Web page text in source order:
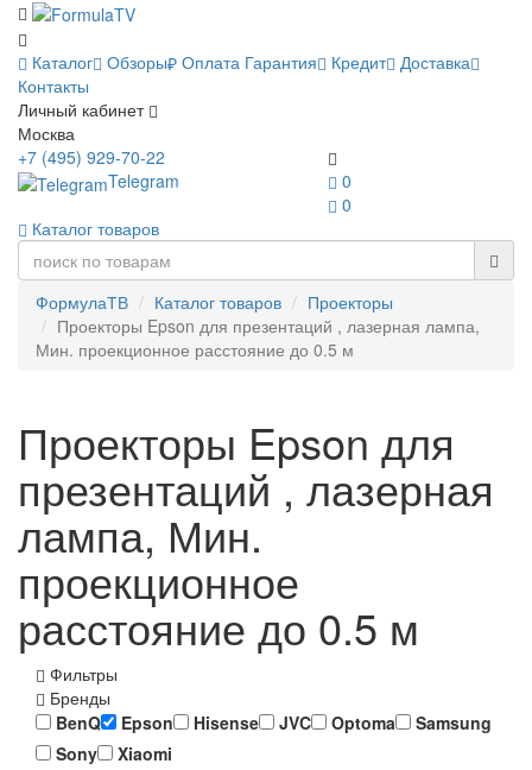
Каталог Обзоры Оплата Гарантия Кредит Доставка
Контакты
Личный кабинет
Москва
0
0
+7 (495) 929-70-22
Telegram
Каталог товаров
ФормулаТВ Каталог товаров
Проекторы
Проекторы Epson для презентаций , лазерная лампа,
Мин. проекционное расстояние до 0.5 м
Проекторы Epson для
презентаций , лазерная
лампа, Мин.
проекционное
расстояние до 0.5 м
Фильтры
Бренды
BenQ
Epson Hisense JVC Optoma
Samsung
Sony
Xiaomi